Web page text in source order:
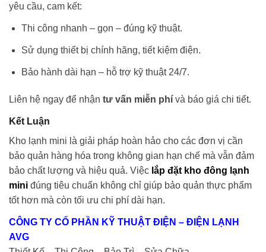
yêu cầu, cam kết:
Thi công nhanh – gọn – đúng kỹ thuật.
Sử dụng thiết bị chính hãng, tiết kiệm điện.
Bảo hành dài hạn – hỗ trợ kỹ thuật 24/7.
Liên hệ ngay để nhận tư vấn miễn phí và báo giá chi tiết.
Kết Luận
Kho lạnh mini là giải pháp hoàn hảo cho các đơn vị cần
bảo quản hàng hóa trong không gian hạn chế mà vẫn đảm
bảo chất lượng và hiệu quả. Việc lắp đặt kho đông lạnh
mini đúng tiêu chuẩn không chỉ giúp bảo quản thực phẩm
tốt hơn mà còn tối ưu chi phí dài hạn.
CÔNG TY CỔ PHẦN KỸ THUẬT ĐIỆN – ĐIỆN LẠNH
AVG